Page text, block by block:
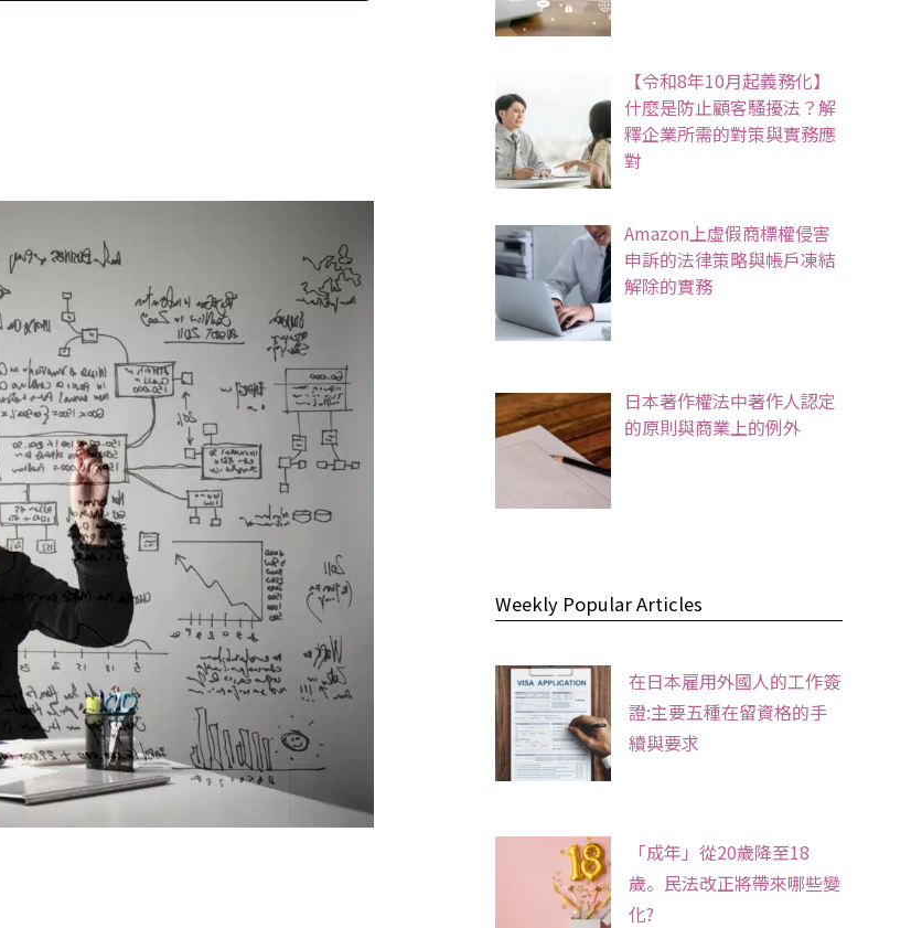
【令和8年10月起義務化】
什麼是防止顧客騷擾法？解
釋企業所需的對策與實務應
對
Amazon上虛假商標權侵害
申訴的法律策略與帳戶凍結
解除的實務
日本著作權法中著作人認定
的原則與商業上的例外
Weekly Popular Articles
在日本雇用外國人的工作簽
證:主要五種在留資格的手
續與要求
「成年」從20歲降至18
歲。民法改正將帶來哪些變
化?